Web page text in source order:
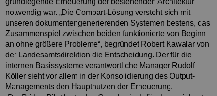
notwendig war. „Die Compart-Lösung versteht sich mit
unseren dokumentengenerierenden Systemen bestens, das
Zusammenspiel zwischen beiden funktionierte von Beginn
an ohne größere Probleme“, begründet Robert Kawalar von
der Landesamtsdirektion die Entscheidung. Der für die
internen Basissysteme verantwortliche Manager Rudolf
Köller sieht vor allem in der Konsolidierung des Output-
Managements den Hauptnutzen der Erneuerung.